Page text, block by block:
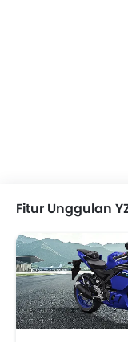
Fitur Unggulan